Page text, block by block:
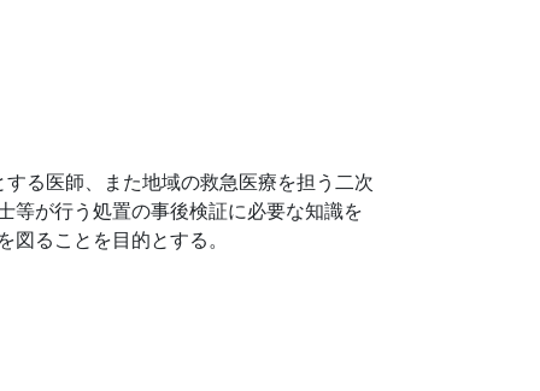
る医師、また地域の救急医療を担う二次
等が行う処置の事後検証に必要な知識を
ることを目的とする。